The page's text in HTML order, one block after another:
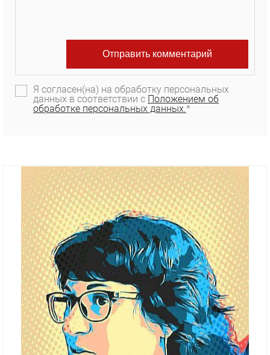
Я согласен(на) на обработку персональных
данных в соответствии с Положением об
обработке персональных данных.*